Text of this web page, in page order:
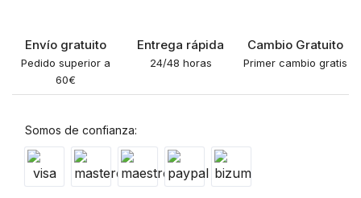
Envío gratuito
Pedido superior a
60€
Entrega rápida
24/48 horas
Cambio Gratuito
Primer cambio gratis
Somos de confianza: